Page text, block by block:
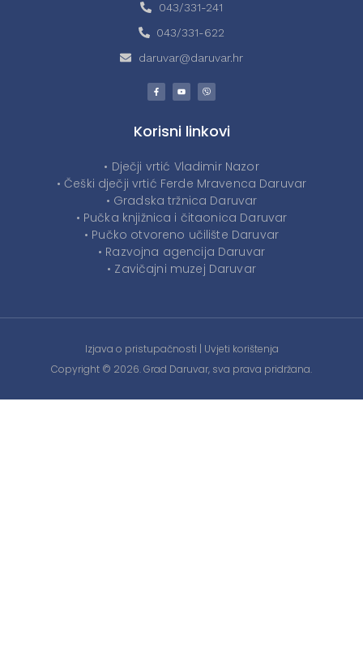
043/331-241
043/331-622
daruvar@daruvar.hr
Korisni linkovi
• Dječji vrtić Vladimir Nazor
• Češki dječji vrtić Ferde Mravenca Daruvar
• Gradska tržnica Daruvar
• Pučka knjižnica i čitaonica Daruvar
• Pučko otvoreno učilište Daruvar
• Razvojna agencija Daruvar
• Zavičajni muzej Daruvar
Izjava o pristupačnosti | Uvjeti korištenja
Copyright © 2026. Grad Daruvar, sva prava pridržana.